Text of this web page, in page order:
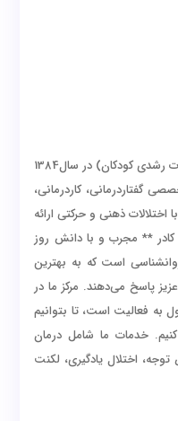
کلینیک توانبخشی تهران ( درمان اختلالات رشدی کودکان) در سال1384
گفتاردرمانی، کاردرمانی،
اختلالات ذهنی و حرکتی ارائه
می نماید. تیم تخصصی ما شامل **68 کادر ** مجرب و با دانش روز
روانشناسی است که به بهترین
پاسخ می‌دهند. مرکز ما در
فعالیت است، تا بتوانیم
خدمات ما شامل درمان
اختلال یادگیری، لکنت